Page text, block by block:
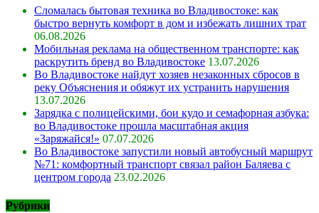
Сломалась бытовая техника во Владивостоке: как
быстро вернуть комфорт в дом и избежать лишних трат
06.08.2026
Мобильная реклама на общественном транспорте: как
раскрутить бренд во Владивостоке 13.07.2026
Во Владивостоке найдут хозяев незаконных сбросов в
реку Объяснения и обяжут их устранить нарушения
13.07.2026
Зарядка с полицейскими, бои кудо и семафорная азбука:
во Владивостоке прошла масштабная акция
«Заряжайся!» 07.07.2026
Во Владивостоке запустили новый автобусный маршрут
№71: комфортный транспорт связал район Баляева с
центром города 23.02.2026
Рубрики